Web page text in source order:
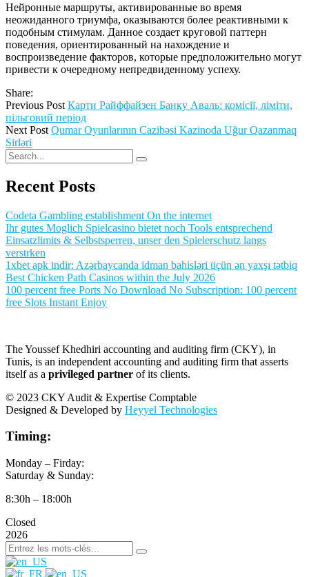
Нейронные маршруты, активированные во время
неожиданного триумфа, оказываются более реактивными к
подобным стимулам. Данное создает круговой паттерн
поведения, ориентированный на нахождение и
воспроизведение факторов, которые предположительно могут
привести к очередному непредвиденному успеху.
Share:
Previous Post Карти Райффайзен Банку Аваль: комісії, ліміти,
пільговий період
Next Post Qumar Oyunlarının Cazibəsi Kazinoda Uğur Qazanmaq
Sirləri
Recent Posts
Codeta Gambling establishment On the internet
Ihr gutes Moglich Spielcasino bietet noch Tools entsprechend
Einsatzlimits & Selbstsperren, unser den Spielerschutz langs
verstrken
1xbet apk indir: Azərbaycanda idman bahisləri üçün ən yaxşı tətbiq
Best Chicken Path Casinos within the July 2026
100 percent free Ports No Download No Subscription: 100 percent
free Slots Instant Enjoy
The Youssef Khedhiri accounting and auditing firm (CKY), in
Tunis, is an independent accounting and auditing firm that asserts
itself as a privileged partner of its clients.
© 2023 CKY Audit & Expertise Comptable
Designed & Developed by Heyyel Technologies
Timing:
Monday – Firday:
Saturday & Sunday:
8:30h – 18:00h
Closed
2026